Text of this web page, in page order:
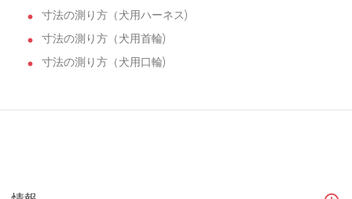
寸法の測り方（犬用ハーネス)
寸法の測り方（犬用首輪)
寸法の測り方（犬用口輪)